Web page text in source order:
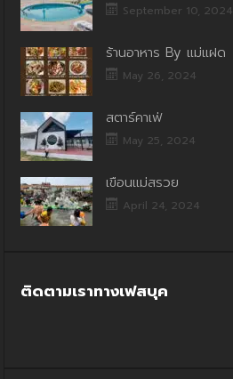
September 10, 2024
ร้านอาหาร By แม่แฝด
May 26, 2024
สตาร์คาเฟ่
May 25, 2024
เขื่อนแม่สรวย
April 24, 2024
ติดตามเราทางเฟสบุค